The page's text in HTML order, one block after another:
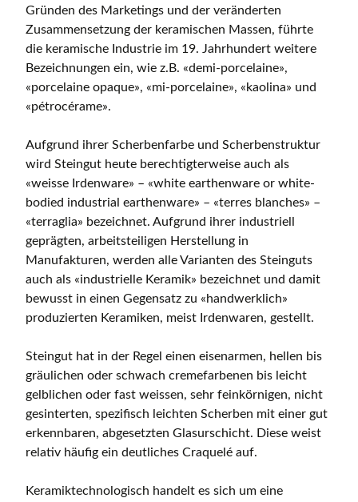
Gründen des Marketings und der veränderten
Zusammensetzung der keramischen Massen, führte
die keramische Industrie im 19. Jahrhundert weitere
Bezeichnungen ein, wie z.B. «demi-porcelaine»,
«porcelaine opaque», «mi-porcelaine», «kaolina» und
«pétrocérame».
Aufgrund ihrer Scherbenfarbe und Scherbenstruktur
wird Steingut heute berechtigterweise auch als
«weisse Irdenware» – «white earthenware or white-
bodied industrial earthenware» – «terres blanches» –
«terraglia» bezeichnet. Aufgrund ihrer industriell
geprägten, arbeitsteiligen Herstellung in
Manufakturen, werden alle Varianten des Steinguts
auch als «industrielle Keramik» bezeichnet und damit
bewusst in einen Gegensatz zu «handwerklich»
produzierten Keramiken, meist Irdenwaren, gestellt.
Steingut hat in der Regel einen eisenarmen, hellen bis
gräulichen oder schwach cremefarbenen bis leicht
gelblichen oder fast weissen, sehr feinkörnigen, nicht
gesinterten, spezifisch leichten Scherben mit einer gut
erkennbaren, abgesetzten Glasurschicht. Diese weist
relativ häufig ein deutliches Craquelé auf.
Keramiktechnologisch handelt es sich um eine